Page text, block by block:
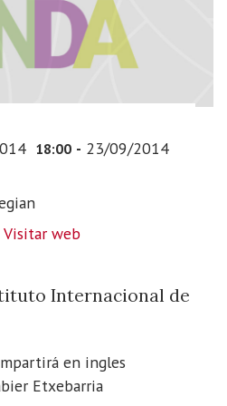
18:00 - 23/09/2014
Visitar web
Internacional de
en ingles
Etxebarria